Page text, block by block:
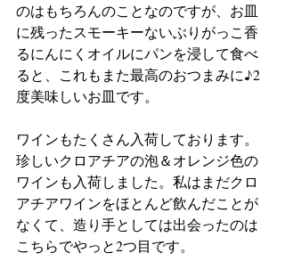
のはもちろんのことなのですが、お皿
に残ったスモーキーないぶりがっこ香
るにんにくオイルにパンを浸して食べ
ると、これもまた最高のおつまみに♪2
度美味しいお皿です。
ワインもたくさん入荷しております。
珍しいクロアチアの泡＆オレンジ色の
ワインも入荷しました。私はまだクロ
アチアワインをほとんど飲んだことが
なくて、造り手としては出会ったのは
こちらでやっと2つ目です。